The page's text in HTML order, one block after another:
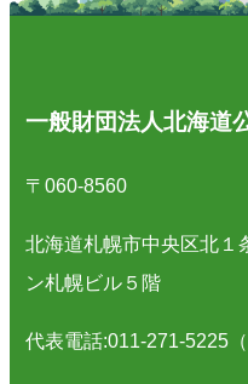
一般財団法人北海道
〒060-8560
北海道札幌市中央区北
ン札幌ビル５階
代表電話:011-271-5225